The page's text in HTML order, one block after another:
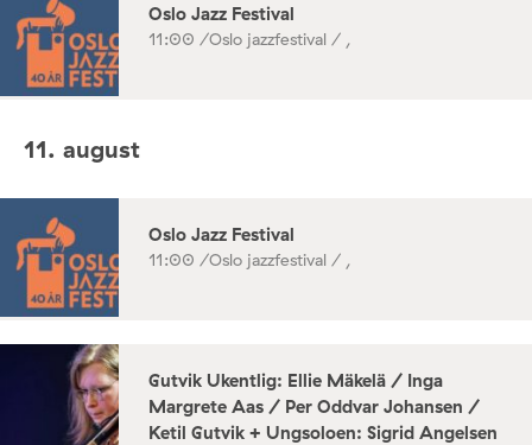
Oslo Jazz Festival
11:00 /Oslo jazzfestival / ,
11. august
Oslo Jazz Festival
11:00 /Oslo jazzfestival / ,
Gutvik Ukentlig: Ellie Mäkelä / Inga
Margrete Aas / Per Oddvar Johansen /
Ketil Gutvik + Ungsoloen: Sigrid Angelsen